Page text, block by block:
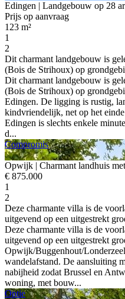
Edingen | Landgebouw op 28
Prijs op aanvraag
123 m²
1
2
Dit charmant landgebouw is
(Bois de Strihoux) op
Dit charmant landgebouw is
(Bois de Strihoux) op
Edingen. De ligging is rustig,
kindvriendelijk, net op het
Edingen is slechts enkele
d...
Compromis
Opwijk | Charmant landhuis
€ 875.000
1
2
Deze charmante villa is de
uitgevend op een uitgestrekt
Deze charmante villa is de
uitgevend op een uitgestrekt
Opwijk/Buggenhout/
wandelafstand. De aansluiting
nabijheid zodat Brussel en
woning, met bouw...
Optie